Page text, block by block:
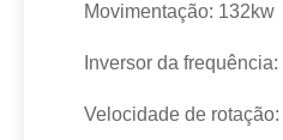
Movimentação: 132kw
Inversor da
Velocidade de